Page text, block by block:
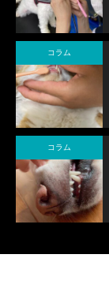
コラム
コラム